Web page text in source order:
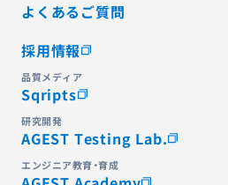
よくあるご質問
採用情報
品質メディア
Sqripts
研究開発
AGEST Testing Lab.
エンジニア教育・育成